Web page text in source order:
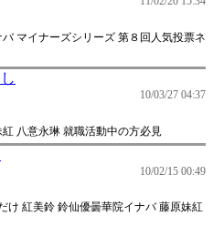
マイナーズシリーズ 第８回人気投票ネ
10/03/27 04:37
八意永琳 就職活動中の方必見
10/02/15 00:49
け 紅美鈴 鈴仙優曇華院イナバ 藤原妹紅